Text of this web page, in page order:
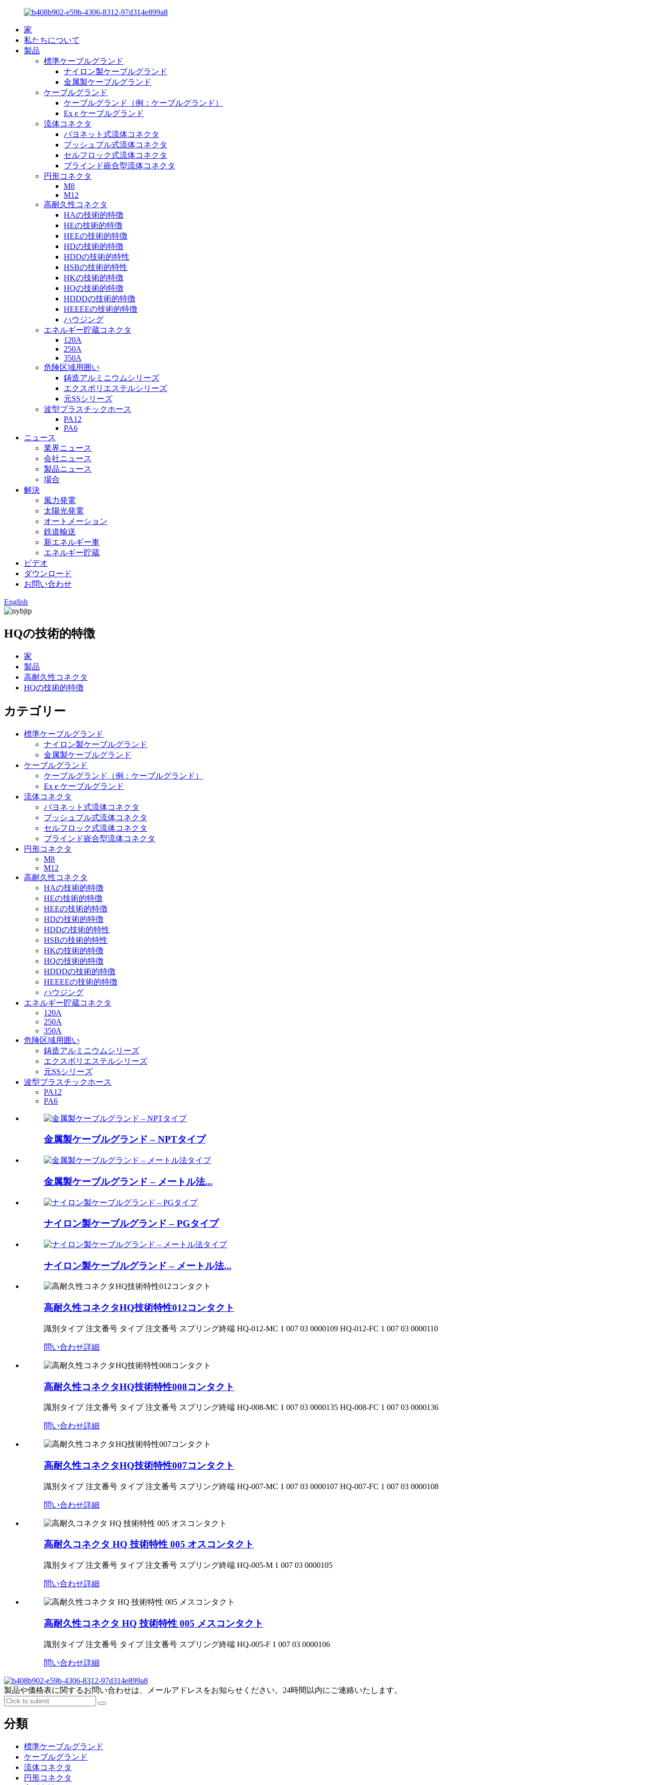
家
私たちについて
製品
標準ケーブルグランド
ナイロン製ケーブルグランド
金属製ケーブルグランド
ケーブルグランド
ケーブルグランド（例：ケーブルグランド）
Ex e ケーブルグランド
流体コネクタ
バヨネット式流体コネクタ
プッシュプル式流体コネクタ
セルフロック式流体コネクタ
ブラインド嵌合型流体コネクタ
円形コネクタ
M8
M12
高耐久性コネクタ
HAの技術的特徴
HEの技術的特徴
HEEの技術的特徴
HDの技術的特徴
HDDの技術的特性
HSBの技術的特性
HKの技術的特徴
HQの技術的特徴
HDDDの技術的特徴
HEEEEの技術的特徴
ハウジング
エネルギー貯蔵コネクタ
120A
250A
350A
危険区域用囲い
鋳造アルミニウムシリーズ
エクスポリエステルシリーズ
元SSシリーズ
波型プラスチックホース
PA12
PA6
ニュース
業界ニュース
会社ニュース
製品ニュース
場合
解決
風力発電
太陽光発電
オートメーション
鉄道輸送
新エネルギー車
エネルギー貯蔵
ビデオ
ダウンロード
お問い合わせ
English
HQの技術的特徴
家
製品
高耐久性コネクタ
HQの技術的特徴
カテゴリー
標準ケーブルグランド
ナイロン製ケーブルグランド
金属製ケーブルグランド
ケーブルグランド
ケーブルグランド（例：ケーブルグランド）
Ex e ケーブルグランド
流体コネクタ
バヨネット式流体コネクタ
プッシュプル式流体コネクタ
セルフロック式流体コネクタ
ブラインド嵌合型流体コネクタ
円形コネクタ
M8
M12
高耐久性コネクタ
HAの技術的特徴
HEの技術的特徴
HEEの技術的特徴
HDの技術的特徴
HDDの技術的特性
HSBの技術的特性
HKの技術的特徴
HQの技術的特徴
HDDDの技術的特徴
HEEEEの技術的特徴
ハウジング
エネルギー貯蔵コネクタ
120A
250A
350A
危険区域用囲い
鋳造アルミニウムシリーズ
エクスポリエステルシリーズ
元SSシリーズ
波型プラスチックホース
PA12
PA6
金属製ケーブルグランド – NPTタイプ
金属製ケーブルグランド – メートル法...
ナイロン製ケーブルグランド – PGタイプ
ナイロン製ケーブルグランド – メートル法...
高耐久性コネクタHQ技術特性012コンタクト
識別タイプ 注文番号 タイプ 注文番号 スプリング終端 HQ-012-MC 1 007 03 0000109 HQ-012-FC 1 007 03 0000110
問い合わせ詳細
高耐久性コネクタHQ技術特性008コンタクト
識別タイプ 注文番号 タイプ 注文番号 スプリング終端 HQ-008-MC 1 007 03 0000135 HQ-008-FC 1 007 03 0000136
問い合わせ詳細
高耐久性コネクタHQ技術特性007コンタクト
識別タイプ 注文番号 タイプ 注文番号 スプリング終端 HQ-007-MC 1 007 03 0000107 HQ-007-FC 1 007 03 0000108
問い合わせ詳細
高耐久コネクタ HQ 技術特性 005 オスコンタクト
識別タイプ 注文番号 タイプ 注文番号 スプリング終端 HQ-005-M 1 007 03 0000105
問い合わせ詳細
高耐久性コネクタ HQ 技術特性 005 メスコンタクト
識別タイプ 注文番号 タイプ 注文番号 スプリング終端 HQ-005-F 1 007 03 0000106
問い合わせ詳細
製品や価格表に関するお問い合わせは、メールアドレスをお知らせください。24時間以内にご連絡いたします。
分類
標準ケーブルグランド
ケーブルグランド
流体コネクタ
円形コネクタ